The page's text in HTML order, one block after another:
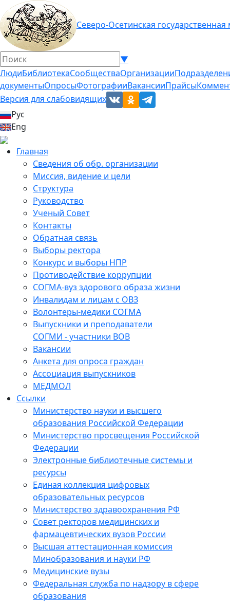
Северо-Осетинская
▼
ЛюдиБиблиотекаСообществаОрганизации
документыОпросыФотографииВакансииПрайсы
Версия для слабовидящих
Рус
Eng
Главная
Сведения об обр. организации
Миссия, видение и цели
Структура
Руководство
Ученый Совет
Контакты
Обратная связь
Выборы ректора
Конкурс и выборы НПР
Противодействие коррупции
СОГМА-вуз здорового образа жизни
Инвалидам и лицам с ОВЗ
Волонтеры-медики СОГМА
Выпускники и преподаватели
СОГМИ - участники ВОВ
Вакансии
Анкета для опроса граждан
Ассоциация выпускников
МЕДМОЛ
Ссылки
Министерство науки и высшего
образования Российской Федерации
Министерство просвещения Российской
Федерации
Электронные библиотечные системы и
ресурсы
Единая коллекция цифровых
образовательных ресурсов
Министерство здравоохранения РФ
Совет ректоров медицинских и
фармацевтических вузов России
Высшая аттестационная комиссия
Минобразования и науки РФ
Медицинские вузы
Федеральная служба по надзору в сфере
образования